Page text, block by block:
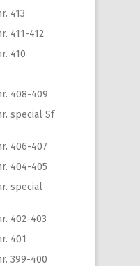
413
411-412
410
408-409
special Sf
406-407
404-405
special
402-403
401
399-400